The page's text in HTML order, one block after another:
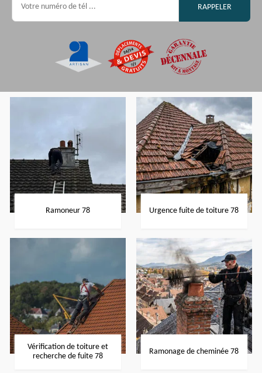
Ramoneur 78 Urgence fuite de toiture 78
Vérification de toiture et
recherche de fuite 78
Ramonage de cheminée 78